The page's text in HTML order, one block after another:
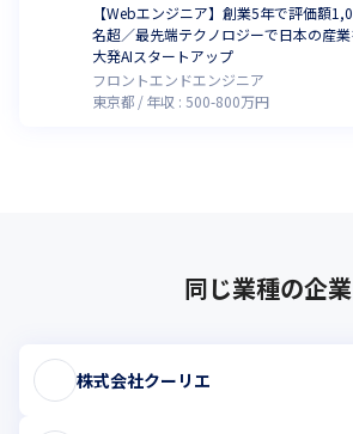
【Webエンジニア】創業5年で評価額
名超／最先端テクノロジーで日本の産
大発AIスタートアップ
フロントエンドエンジニア
東京都
年収 :500-800万円
同じ業種の企業
株式会社クーリエ